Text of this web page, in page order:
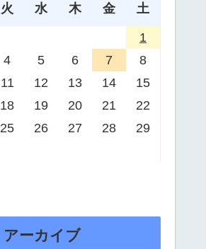
火 水 木 金 土
1
4 5 6 7
8
11 12 13 14
15
18 19 20 21
22
25 26 27 28
29
アーカイブ